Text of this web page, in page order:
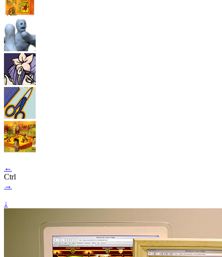
←
Ctrl
→
↓